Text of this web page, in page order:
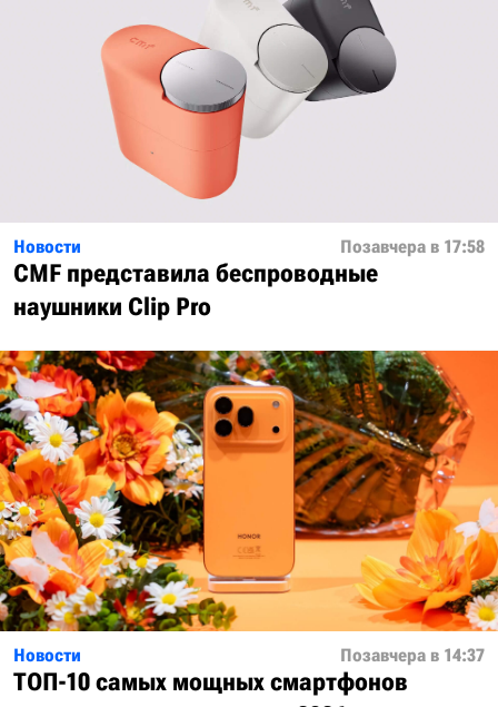
Новости Позавчера в 17:58
CMF представила беспроводные
наушники Clip Pro
Новости Позавчера в 14:37
ТОП-10 самых мощных смартфонов